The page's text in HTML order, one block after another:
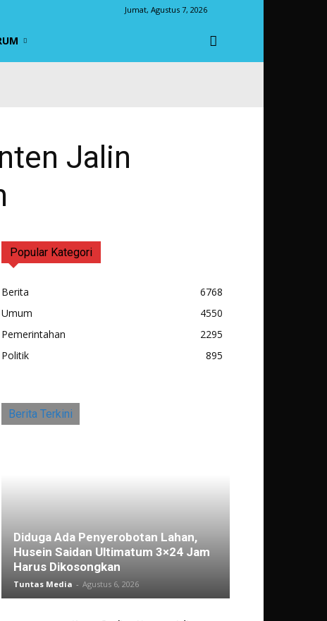
Jumat, Agustus 7, 2026
Jalin
Popular Kategori
Berita
6768
Umum
4550
Pemerintahan
2295
Politik
895
Berita Terkini
Diduga Ada Penyerobotan Lahan,
Husein Saidan Ultimatum 3×24 Jam
Harus Dikosongkan
Tuntas Media - Agustus 6, 2026